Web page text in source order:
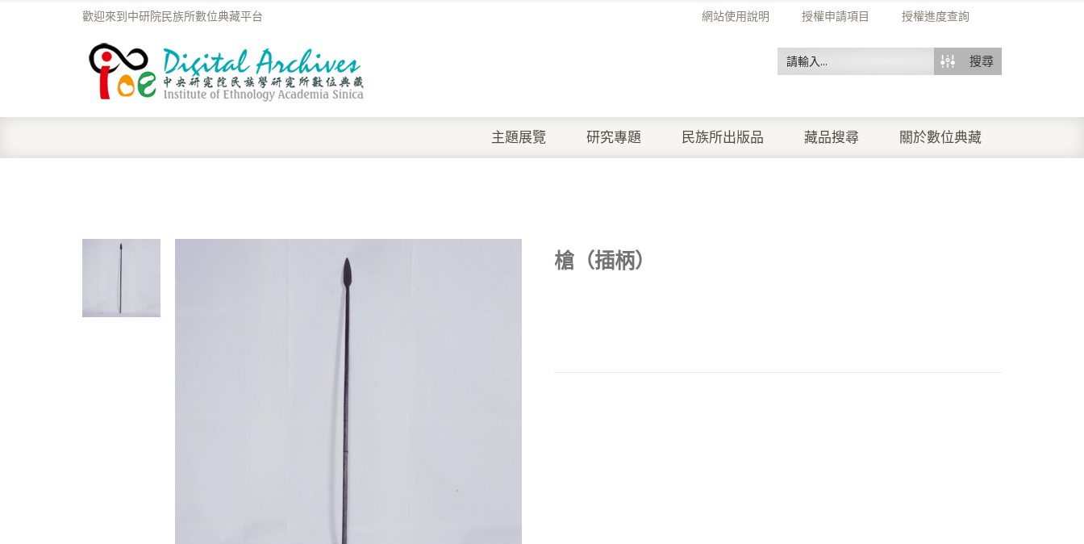
網站使用說明 授權申請項目 授權進度查詢
歡迎來到中研院民族所數位典藏平台
搜尋
主題展覽 研究專題 民族所出版品 藏品搜尋 關於數位典藏
槍（插柄）